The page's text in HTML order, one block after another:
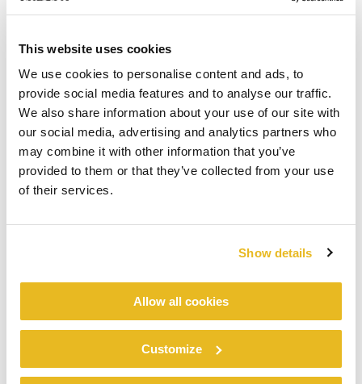
This website uses cookies
We use cookies to personalise content and ads, to
provide social media features and to analyse our traffic.
We also share information about your use of our site with
our social media, advertising and analytics partners who
may combine it with other information that you’ve
provided to them or that they’ve collected from your use
of their services.
Show details
Allow all cookies
Customize